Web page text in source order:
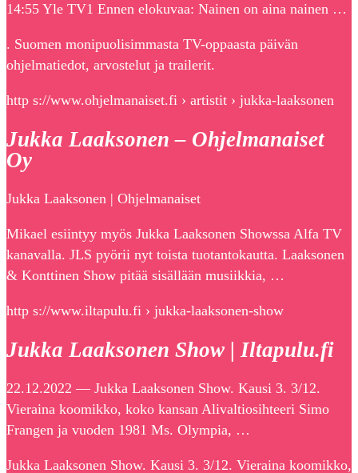
14:55 Yle TV1 Ennen elokuvaa: Nainen on aina nainen …
. Suomen monipuolisimmasta TV-oppaasta päivän
ohjelmatiedot, arvostelut ja trailerit.
http s://www.ohjelmanaiset.fi › artistit › jukka-laaksonen
Jukka Laaksonen – Ohjelmanaiset
Oy
Jukka Laaksonen | Ohjelmanaiset
Mikael esiintyy myös Jukka Laaksonen Showssa Alfa TV
kanavalla. JLS pyörii nyt toista tuotantokautta. Laaksonen
& Konttinen Show pitää sisällään musiikkia, …
http s://www.iltapulu.fi › jukka-laaksonen-show
Jukka Laaksonen Show | Iltapulu.fi
22.12.2022 — Jukka Laaksonen Show. Kausi 3. 3/12.
Vieraina koomikko, koko kansan Alivaltiosihteeri Simo
Frangen ja vuoden 1981 Ms. Olympia, …
Jukka Laaksonen Show. Kausi 3. 3/12. Vieraina koomikko,